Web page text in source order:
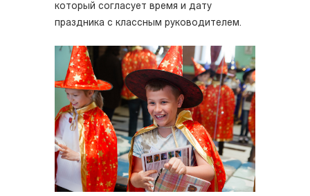
который согласует время и дату
праздника с классным руководителем.